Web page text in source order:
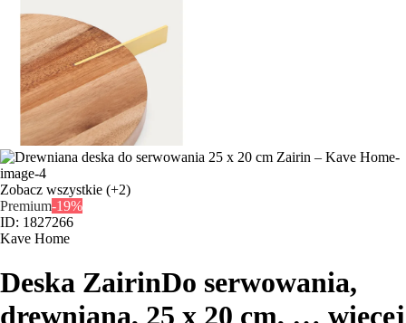
Zobacz wszystkie (+2)
Premium-19%
ID: 1827266
Kave Home
Deska ZairinDo serwowania,
drewniana, 25 x 20 cm, … więcej